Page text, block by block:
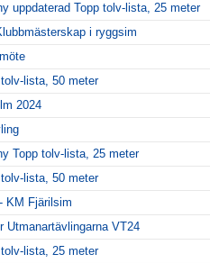
uppdaterad Topp tolv-lista, 25 meter
i ryggsim
lista, 50 meter
2024
Topp tolv-lista, 25 meter
lista, 50 meter
KM Fjärilsim
Utmanartävlingarna VT24
lista, 25 meter